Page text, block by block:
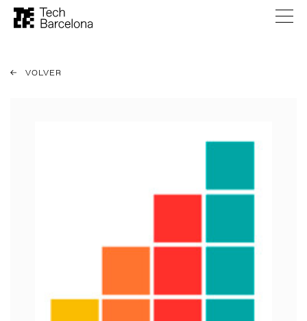
VOLVER